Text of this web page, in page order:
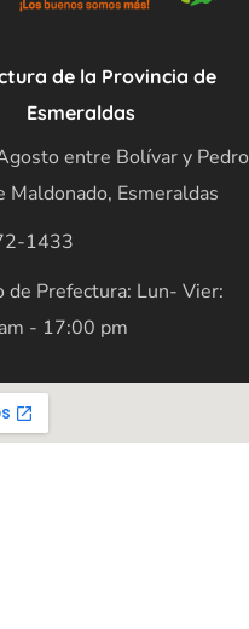
de la Provincia de
Esmeraldas
entre Bolívar y Pedro
Maldonado, Esmeraldas
1433
de Prefectura: Lun- Vier:
- 17:00 pm